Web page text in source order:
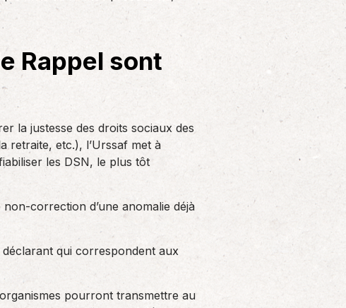
Solutions informatiques
Notre volonté de renforcer l’autonomie
de nos adhérents dans la tenue de leur
comptabilité et le…
Rappel sont
la justesse des droits sociaux des
retraite, etc.), l’Urssaf met à
les DSN, le plus tôt
correction d’une anomalie déjà
déclarant qui correspondent aux
pourront transmettre au